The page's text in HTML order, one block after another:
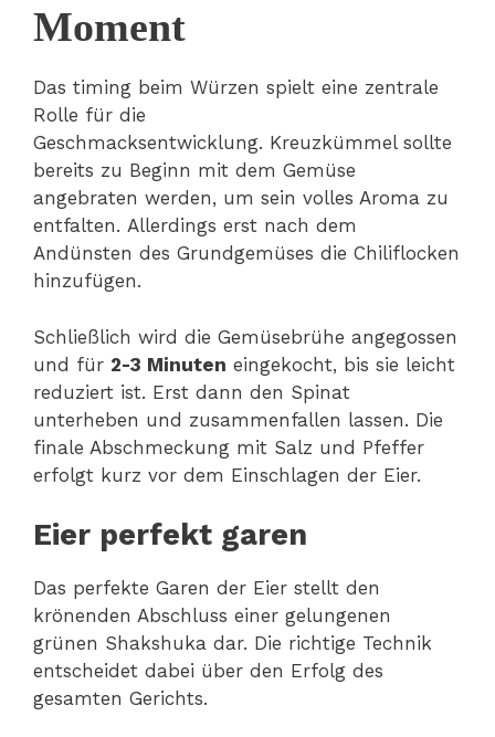
Moment
Das timing beim Würzen spielt eine zentrale
Rolle für die
Geschmacksentwicklung. Kreuzkümmel sollte
bereits zu Beginn mit dem Gemüse
angebraten werden, um sein volles Aroma zu
entfalten. Allerdings erst nach dem
Andünsten des Grundgemüses die Chiliflocken
hinzufügen.
Schließlich wird die Gemüsebrühe angegossen
und für 2-3 Minuten eingekocht, bis sie leicht
reduziert ist. Erst dann den Spinat
unterheben und zusammenfallen lassen. Die
finale Abschmeckung mit Salz und Pfeffer
erfolgt kurz vor dem Einschlagen der Eier.
Eier perfekt garen
Das perfekte Garen der Eier stellt den
krönenden Abschluss einer gelungenen
grünen Shakshuka dar. Die richtige Technik
entscheidet dabei über den Erfolg des
gesamten Gerichts.